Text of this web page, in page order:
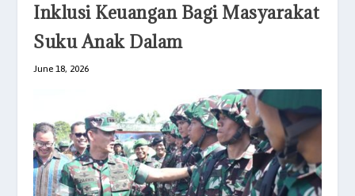
Inklusi Keuangan Bagi Masyarakat
Suku Anak Dalam
June 18, 2026